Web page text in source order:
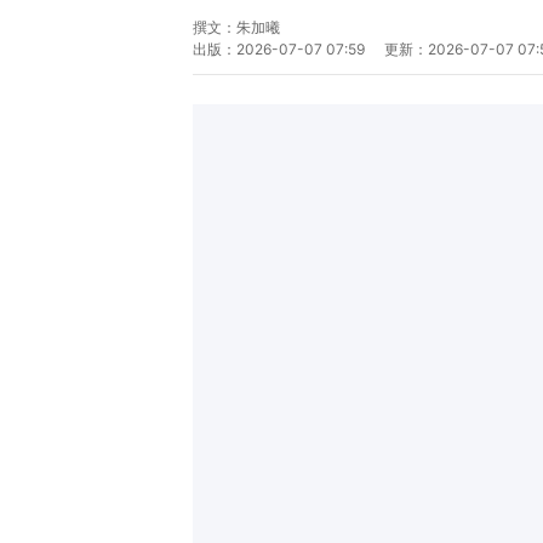
撰文： 朱加曦
出版： 2026-07-07 07:59 更新： 2026-07-07